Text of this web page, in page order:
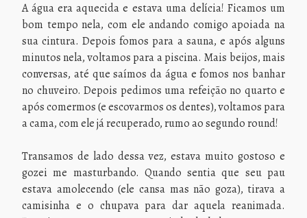
A água era aquecida e estava uma delícia! Ficamos um
bom tempo nela, com ele andando comigo apoiada na
sua cintura. Depois fomos para a sauna, e após alguns
minutos nela, voltamos para a piscina. Mais beijos, mais
conversas, até que saímos da água e fomos nos banhar
no chuveiro. Depois pedimos uma refeição no quarto e
após comermos (e escovarmos os dentes), voltamos para
a cama, com ele já recuperado, rumo ao segundo round!
Transamos de lado dessa vez, estava muito gostoso e
gozei me masturbando. Quando sentia que seu pau
estava amolecendo (ele cansa mas não goza), tirava a
camisinha e o chupava para dar aquela reanimada.